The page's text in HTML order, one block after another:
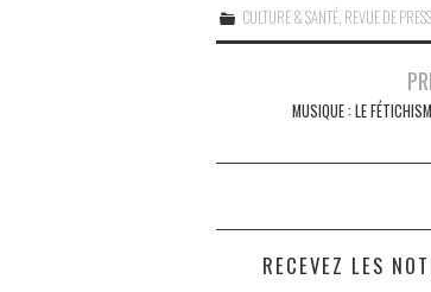
CULTURE & SANTÉ, REVUE DE
MUSIQUE : LE
RECEVEZ LES